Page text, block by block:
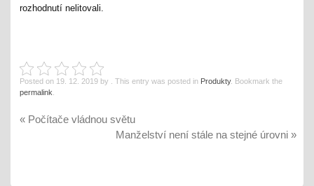
rozhodnutí nelitovali.
Posted on 19. 12. 2019 by . This entry was posted in Produkty. Bookmark the
permalink
« Počítače vládnou světu
Manželství není stále na stejné úrovni »